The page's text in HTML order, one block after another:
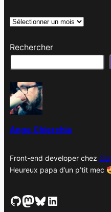
A
c
e
s
Rechercher
Ange Chierchia
Front-end developer chez
Heureux papa d’un p’tit mec
GitHub Mastodon Bluesky LinkedIn